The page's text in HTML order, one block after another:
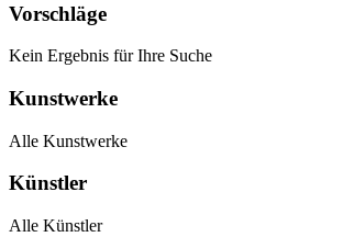
Vorschläge
Kein Ergebnis für Ihre Suche
Kunstwerke
Alle Kunstwerke
Künstler
Alle Künstler